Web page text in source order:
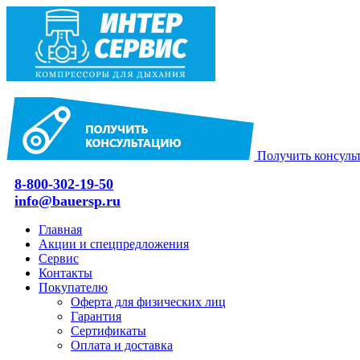
Получить
8-800-302-19-50
info@bauersp.ru
Главная
Акции и спецпредложения
Сервис
Контакты
Покупателю
Оферта для физических лиц
Гарантия
Сертификаты
Оплата и доставка